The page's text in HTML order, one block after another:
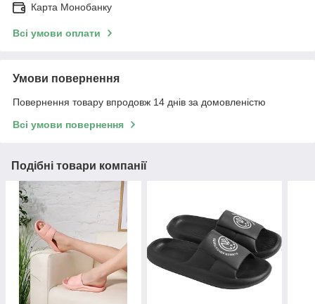
Карта Монобанку
Всі умови оплати
Умови повернення
Повернення товару впродовж 14 днів за домовленістю
Всі умови повернення
Подібні товари компанії